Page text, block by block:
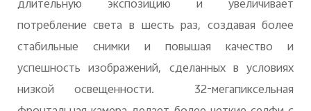
длительную экспозицию и увеличивает
потребление света в шесть раз, создавая более
стабильные снимки и повышая качество и
успешность изображений, сделанных в условиях
низкой освещенности. 32-мегапиксельная